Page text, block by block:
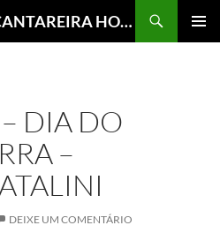
15 ANOS – SERRA DA CANTAREIRA HOJE E COTIDIANO DO BRASIL E DO MUNDO
DIA DO
–
DEIXE UM COMENTÁRIO